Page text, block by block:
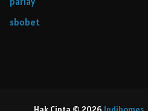
sbobet